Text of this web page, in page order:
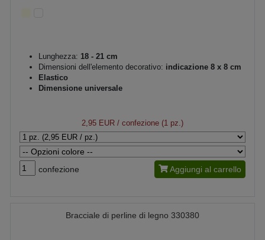
Lunghezza: 18 - 21 cm
Dimensioni dell'elemento decorativo: indicazione 8 x 8 cm
Elastico
Dimensione universale
2,95 EUR / confezione (1 pz.)
confezione Aggiungi al carrello
Bracciale di perline di legno 330380